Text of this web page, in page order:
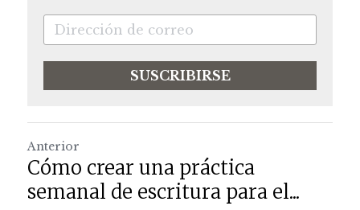
SUSCRIBIRSE
Anterior
Cómo crear una práctica
semanal de escritura para el...